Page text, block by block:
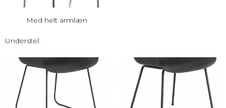
Med helt armlæn
Understel: